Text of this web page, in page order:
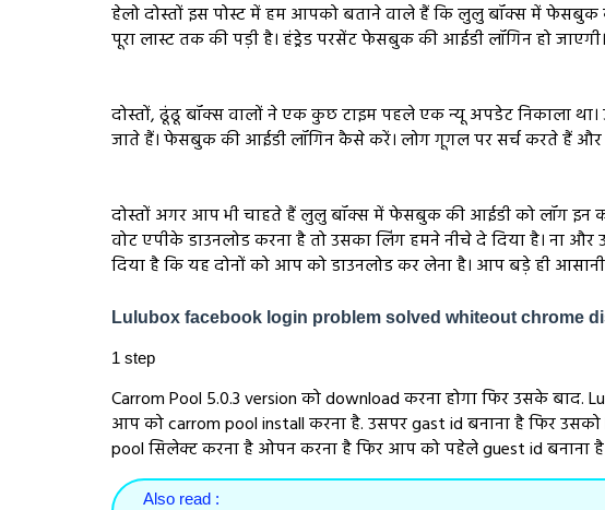
हेलो दोस्तों इस पोस्ट में हम आपको बताने वाले हैं कि लुलु बॉक्स में फेसबुक
पूरा लास्ट तक की पड़ी है। हंड्रेड परसेंट फेसबुक की आईडी लॉगिन हो
दोस्तों, ढूंढू बॉक्स वालों ने एक कुछ टाइम पहले एक न्यू अपडेट निकाला
जाते हैं। फेसबुक की आईडी लॉगिन कैसे करें। लोग गूगल पर सर्च करते हैं और
दोस्तों अगर आप भी चाहते हैं लुलु बॉक्स में फेसबुक की आईडी को लॉग इन
वोट एपीके डाउनलोड करना है तो उसका लिंग हमने नीचे दे दिया है। ना
दिया है कि यह दोनों को आप को डाउनलोड कर लेना है। आप बड़े ही आसानी
Lulubox facebook login problem solved whiteout chrome
1 step
Carrom Pool 5.0.3 version को download करना होगा फिर उसके
आप को carrom pool install करना है. उसपर gast id बनाना है फिर
pool सिलेक्ट करना है ओपन करना है फिर आप को पहेले guest id बनाना है
Also read :